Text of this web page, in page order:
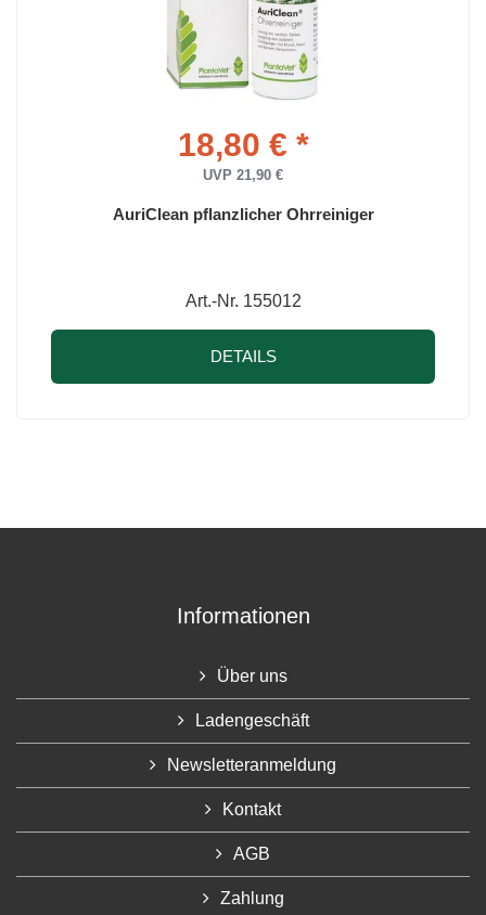
18,80 € *
UVP 21,90 €
AuriClean pflanzlicher Ohrreiniger
Art.-Nr. 155012
DETAILS
Informationen
Über uns
Ladengeschäft
Newsletteranmeldung
Kontakt
AGB
Zahlung